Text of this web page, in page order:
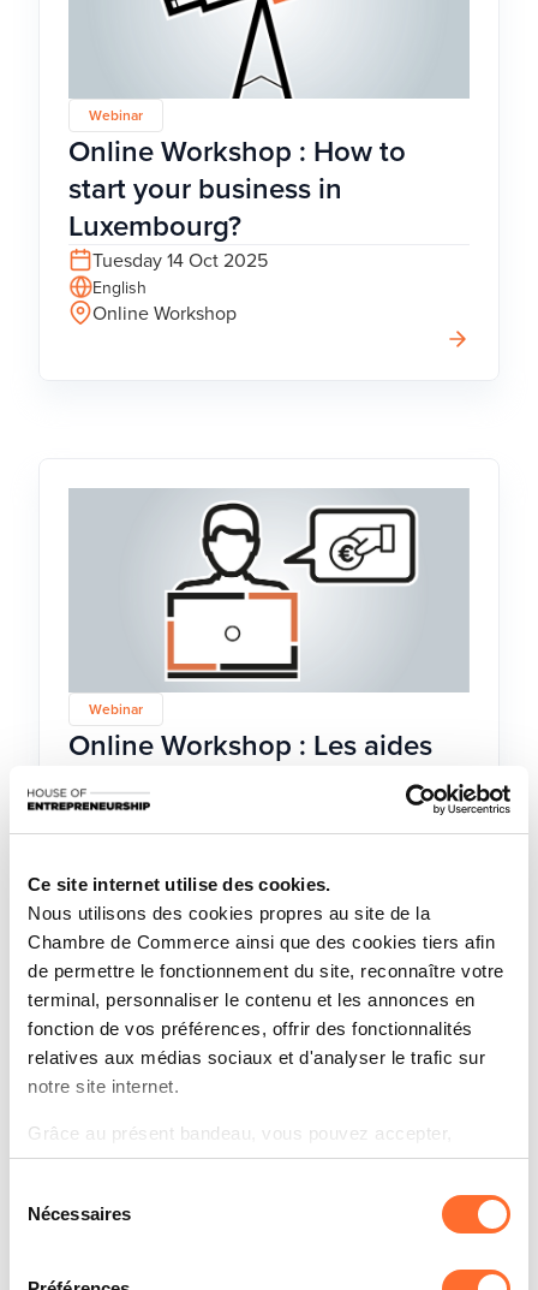
Ce site internet utilise des cookies.
Nous utilisons des cookies propres au site de la
Chambre de Commerce ainsi que des cookies tiers afin
de permettre le fonctionnement du site, reconnaître votre
terminal, personnaliser le contenu et les annonces en
fonction de vos préférences, offrir des fonctionnalités
relatives aux médias sociaux et d'analyser le trafic sur
notre site internet.
Grâce au présent bandeau, vous pouvez accepter,
refuser ou configurer les cookies selon vos préférences,
à l’exception des cookies strictement nécessaires au
fonctionnement du site. Une description des différents
dessus.
Nécessaires
Webinar
Online Workshop : How to
start your business in
Luxembourg?
Tuesday 14 Oct 2025
English
Online Workshop
Webinar
Online Workshop : Les aides
étatiques pour votre projet
d'entreprise
French
Online Workshop